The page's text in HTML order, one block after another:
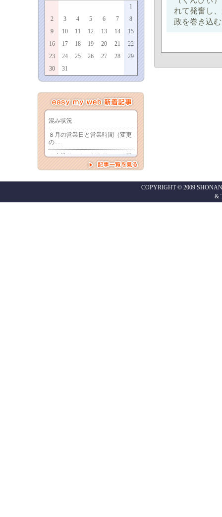
1
2
3 4 5 6 7
8
9
10 11 12 13 14
15
16
17 18 19 20 21
22
23
24 25 26 27 28
29
30
31
れて発奮し
政を巻き込
COPYRIGHT © 2009
&